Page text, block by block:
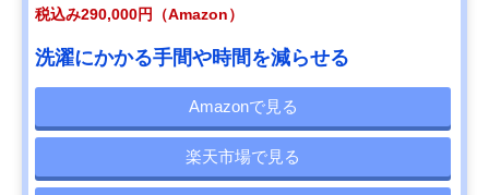
税込み290,000円（Amazon）
洗濯にかかる手間や時間を減らせる
Amazonで見る
楽天市場で見る